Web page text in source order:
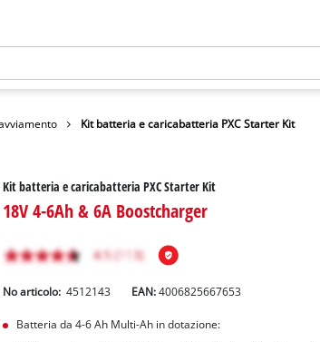
Kit batteria e caricabatteria PXC Starter Kit
Kit batteria e caricabatteria PXC Starter Kit
18V 4-6Ah & 6A Boostcharger
No articolo: 4512143 EAN:4006825667653
Batteria da 4-6 Ah Multi-Ah in dotazione: